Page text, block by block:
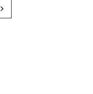
chevron_right